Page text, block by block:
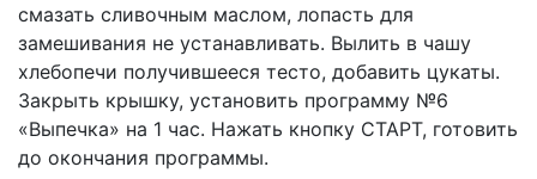
смазать сливочным маслом, лопасть для
замешивания не устанавливать. Вылить в чашу
хлебопечи получившееся тесто, добавить цукаты.
Закрыть крышку, установить программу №6
«Выпечка» на 1 час. Нажать кнопку СТАРТ, готовить
до окончания программы.